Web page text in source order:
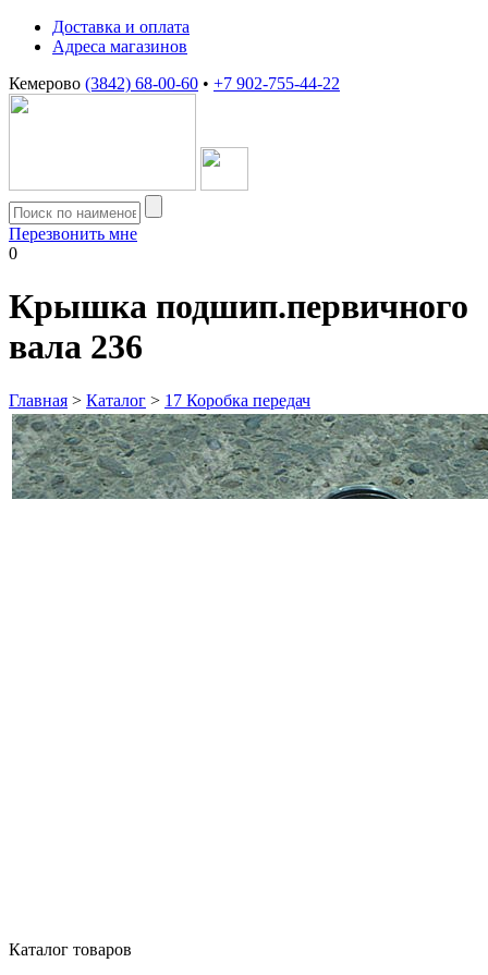
Доставка и оплата
Адреса магазинов
Кемерово (3842) 68-00-60 • +7 902-755-44-22
Перезвонить мне
0
Крышка подшип.первичного
вала 236
Главная > Каталог > 17 Коробка передач
Каталог товаров